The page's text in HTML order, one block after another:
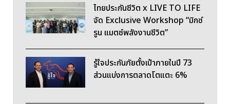
ไทยประกันชีวิต x LIVE TO LIFE
จัด Exclusive Workshop “มิกซ์
รูน แมตช์พลังงานชีวิต”
รู้ใจประกันภัยตั้งเป้าภายในปี 73
ส่วนแบ่งการตลาดโตแตะ 6%